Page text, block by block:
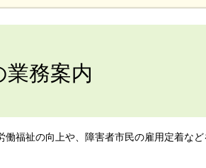
業務案内
働福祉の向上や、障害者市民の雇用定着な